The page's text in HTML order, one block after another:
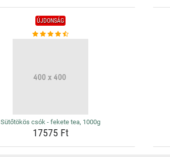
ÚJDONSÁG
Sütőtökös csók - fekete tea, 1000g
17575 Ft